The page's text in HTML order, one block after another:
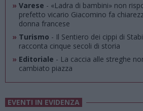
» Varese - «Ladra di bambini» non
prefetto vicario Giacomino fa
donna francese
» Turismo - Il Sentiero dei cippi di
racconta cinque secoli di storia
» Editoriale - La caccia alle streghe
cambiato piazza
EVENTI IN EVIDENZA